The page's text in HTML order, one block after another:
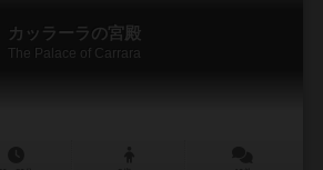
カッラーラの宮殿
The Palace of Carrara